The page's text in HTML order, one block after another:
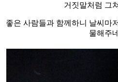
거짓말처럼 그
좋은 사람들과 함께하니 날씨마
물해주